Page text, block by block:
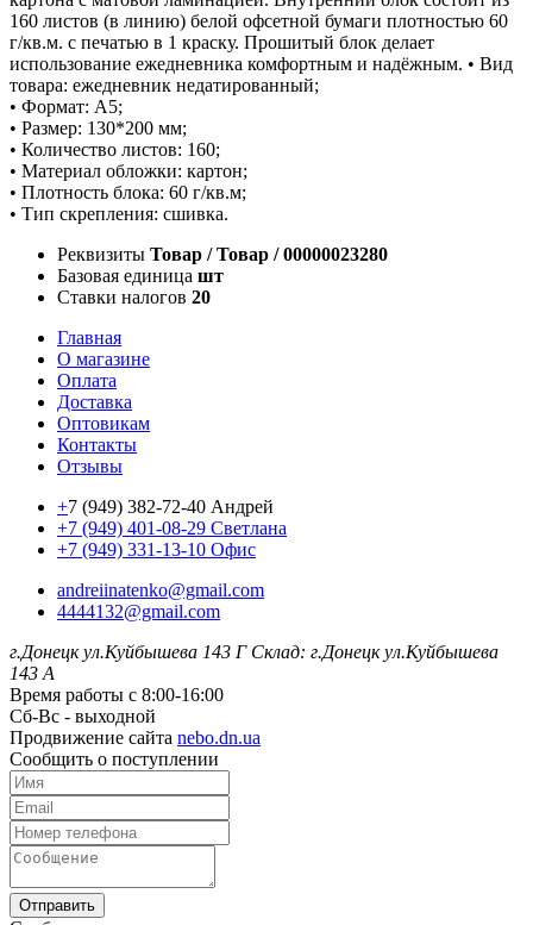
160 листов (в линию) белой офсетной бумаги плотностью 60
г/кв.м. с печатью в 1 краску. Прошитый блок делает
использование ежедневника комфортным и надёжным. • Вид
товара: ежедневник недатированный;
• Формат: А5;
• Размер: 130*200 мм;
• Количество листов: 160;
• Материал обложки: картон;
• Плотность блока: 60 г/кв.м;
• Тип скрепления: сшивка.
Реквизиты Товар / Товар / 00000023280
Базовая единица шт
Ставки налогов 20
Главная
О магазине
Оплата
Доставка
Оптовикам
Контакты
Отзывы
+7 (949) 382-72-40 Андрей
+7 (949) 401-08-29 Светлана
+7 (949) 331-13-10 Офис
andreiinatenko@gmail.com
4444132@gmail.com
г.Донецк ул.Куйбышева 143 Г Склад: г.Донецк ул.Куйбышева
143 А
Время работы с 8:00-16:00
Сб-Вс - выходной
Продвижение сайта nebo.dn.ua
Сообщить о поступлении
Отправить